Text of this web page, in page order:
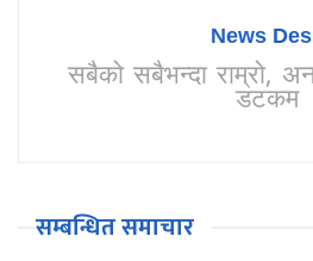
News
सबैको सबैभन्दा राम्रो,
डटकम
सम्बन्धित समाचार